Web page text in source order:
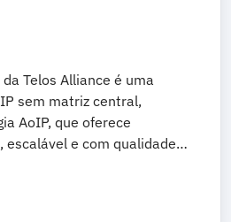
Telos Alliance é uma
sem matriz central,
AoIP, que oferece
escalável e com qualidade